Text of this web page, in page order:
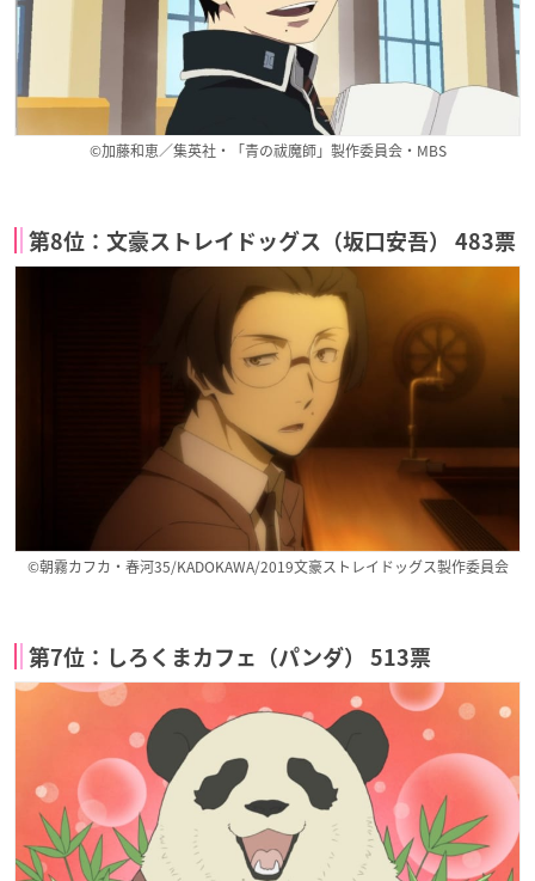
©加藤和恵／集英社・「青の祓魔師」製作委員会・MBS
第8位：文豪ストレイドッグス（坂口安吾） 483票
©朝霧カフカ・春河35/KADOKAWA/2019文豪ストレイドッグス製作委員会
第7位：しろくまカフェ（パンダ） 513票